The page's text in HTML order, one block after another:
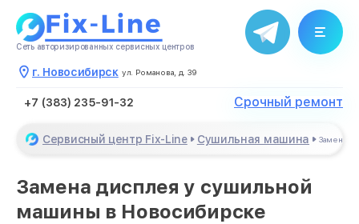
Сеть авторизированных сервисных центров
г. Новосибирск ул. Романова, д. 39
+7 (383) 235-91-32 Срочный ремонт
Сервисный центр Fix-Line Сушильная машина Замена
Замена дисплея у сушильной
машины в Новосибирске